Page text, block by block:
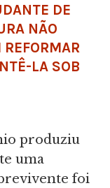
DE
NÃO
REFORMAR
LA SOB
produziu
uma
foi